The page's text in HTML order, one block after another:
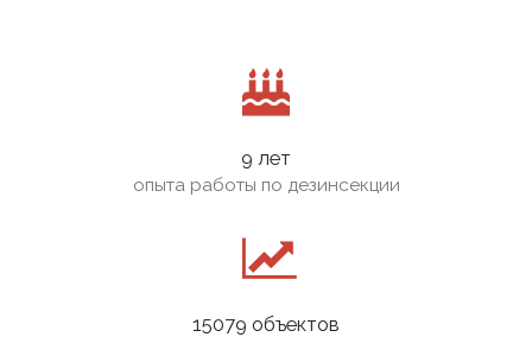
9 лет
опыта работы по дезинсекции
15079 объектов